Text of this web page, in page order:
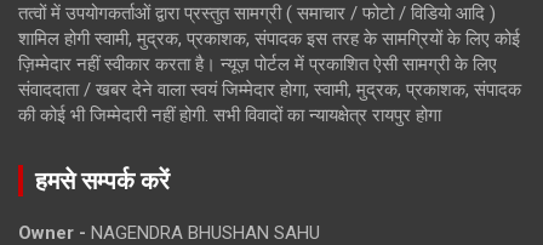
तत्वों में उपयोगकर्ताओं द्वारा प्रस्तुत सामग्री ( समाचार / फोटो / विडियो आदि )
शामिल होगी स्वामी, मुद्रक, प्रकाशक, संपादक इस तरह के सामग्रियों के लिए कोई
ज़िम्मेदार नहीं स्वीकार करता है। न्यूज़ पोर्टल में प्रकाशित ऐसी सामग्री के लिए
संवाददाता / खबर देने वाला स्वयं जिम्मेदार होगा, स्वामी, मुद्रक, प्रकाशक, संपादक
की कोई भी जिम्मेदारी नहीं होगी. सभी विवादों का न्यायक्षेत्र रायपुर होगा
हमसे सम्पर्क करें
Owner - NAGENDRA BHUSHAN SAHU